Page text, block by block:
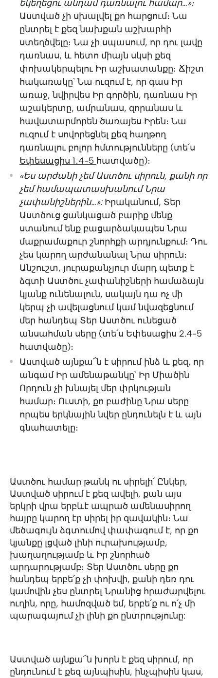
եկեղեցու անդամ դառնալու համար…»։
Աստված չի սխալվել քո հարցում։ Նա
ընտրել է քեզ նախքան աշխարհի
ստեղծվելը։ Նա չի սպասում, որ դու լավը
դառնաս, և հետո միայն սկսի քեզ
փոխակերպելու Իր աշխատանքը։ Ճիշտ
հակառակը՝ Նա ուզում է, որ գաս Իր
առաջ, նվիրվես Իր գործին, դառնաս Իր
աշակերտը, ամրանաս, զորանաս և
հավատարմորեն ծառայես Իրեն։ Նա
ուզում է սովորեցնել քեզ հաղթող
դառնալու բոլոր հմտությունները (տե՛ս
Եփեսացիս 1․4-5 հատվածը)։
«Ես արժանի չեմ Աստծու սիրուն, քանի որ
չեմ համապատասխանում Նրա
չափանիշներին…»:Իրականում, Տեր
Աստծուց ցանկացած բարիք մենք
ստանում ենք բացարձակապես Նրա
մաքրամաքուր շնորհքի արդյունքում։ Դու
չես կարող արժանանալ Նրա սիրուն։
Անշուշտ, յուրաքանչյուր մարդ պետք է
ձգտի Աստծու չափանիշների համաձայն
կյանք ունենալուն, սակայն դա ոչ մի
կերպ չի ավելացնում կամ նվազեցնում
մեր հանդեպ Տեր Աստծու ունեցած
անսահման սերը (տե՛ս Եփեսացիս 2.4-5
հատվածը)։
Աստված այնքա՜ն է սիրում ինձ և քեզ, որ
անգամ Իր ամենաթանկը՝ Իր Միածին
Որդուն չի խնայել մեր փրկության
համար։ Ուստի, քո բաժինը Նրա սերը
որպես երկնային նվեր ընդունելն է և այն
գնահատելը։
Աստծու համար թանկ ու սիրելի՛ Ընկեր,
Աստված սիրում է քեզ ավելի, քան այս
երկրի վրա երբևէ ապրած ամենասիրող
հայրը կարող էր սիրել իր զավակին։ Նա
մեծագույն ձգտումով փափագում է, որ քո
կյանքը լցված լինի ուրախությամբ,
խաղաղությամբ և Իր շնորհած
արդարությամբ։ Տեր Աստծու սերը քո
հանդեպ երբե՛ք չի փոխվի, քանի դեռ դու
կամովին չես ընտրել Նրանից հրաժարվելու
ուղին, որը, համոզված եմ, երբե՛ք ու ո՛չ մի
պարագայում չի լինի քո ընտրությունը:
Աստված այնքա՜ն խորն է քեզ սիրում, որ
ընդունում է քեզ այնպիսին, ինչպիսին կաս,